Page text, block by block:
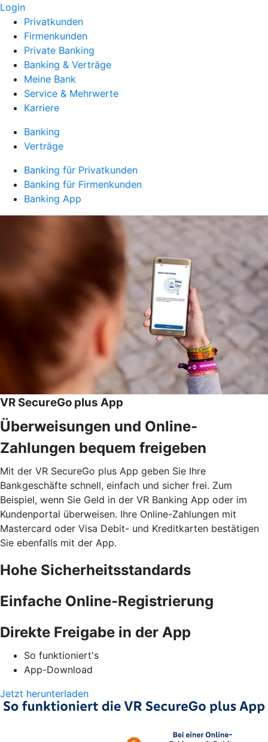
Login
Privatkunden
Firmenkunden
Private Banking
Banking & Verträge
Meine Bank
Service & Mehrwerte
Karriere
Banking
Verträge
Banking für Privatkunden
Banking für Firmenkunden
Banking App
VR SecureGo plus App
Überweisungen und Online-
Zahlungen bequem freigeben
Mit der VR SecureGo plus App geben Sie Ihre
Bankgeschäfte schnell, einfach und sicher frei. Zum
Beispiel, wenn Sie Geld in der VR Banking App oder im
Kundenportal überweisen. Ihre Online-Zahlungen mit
Mastercard oder Visa Debit- und Kreditkarten bestätigen
Sie ebenfalls mit der App.
Hohe Sicherheitsstandards
Einfache Online-Registrierung
Direkte Freigabe in der App
So funktioniert's
App-Download
Jetzt herunterladen